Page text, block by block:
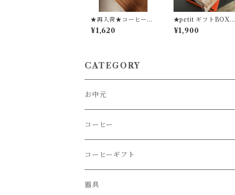
★再入荷★コーヒーba
g in 鳥さんBOX★
【７pc入り】
¥1,620
★petit ギフトBOX／
ふくほのかのクッキー
＆コーヒーbag★
¥1,900
CATEGORY
お中元
コーヒー
コーヒー豆
さっぱり
コーヒー豆ブレンド
コーヒーギフト
器具